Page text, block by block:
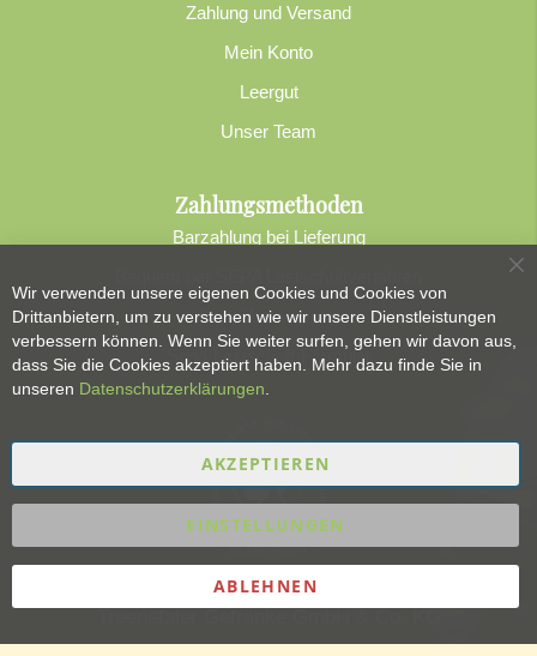
Zahlung und Versand
Mein Konto
Leergut
Unser Team
Zahlungsmethoden
Barzahlung bei Lieferung
Banküberweisung
Sepa-Lastschrift-Formular
Wir verwenden unsere eigenen Cookies und Cookies von
Drittanbietern, um zu verstehen wie wir unsere Dienstleistungen
verbessern können. Wenn Sie weiter surfen, gehen wir davon aus,
dass Sie die Cookies akzeptiert haben. Mehr dazu finde Sie in
unseren Datenschutzerklärungen
AKZEPTIEREN
EINSTELLUNGEN
ABLEHNEN